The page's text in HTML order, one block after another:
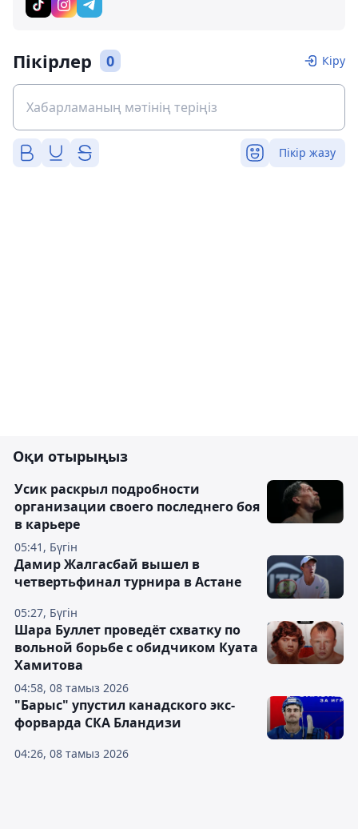
Пікірлер 0 Кіру
Пікір жазу
Оқи отырыңыз
05:41, Бүгін
Усик раскрыл подробности
организации своего последнего боя
в карьере
05:27, Бүгін
Дамир Жалгасбай вышел в
четвертьфинал турнира в Астане
04:58, 08 тамыз 2026
Шара Буллет проведёт схватку по
вольной борьбе с обидчиком Куата
Хамитова
04:26, 08 тамыз 2026
"Барыс" упустил канадского экс-
форварда СКА Бландизи